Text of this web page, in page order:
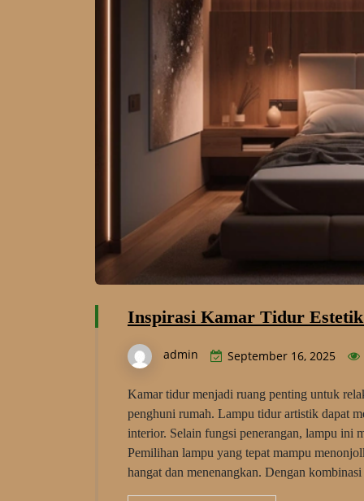
Inspirasi Kamar Tidur
admin September 16, 2025
Kamar tidur menjadi ruang penting untuk
penghuni rumah. Lampu tidur artistik dapat
interior. Selain fungsi penerangan, lampu ini
Pemilihan lampu yang tepat mampu
hangat dan menenangkan. Dengan